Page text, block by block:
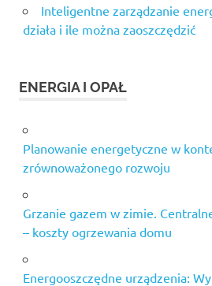
Inteligentne zarządzanie
działa i ile można zaoszczędzić
ENERGIA I OPAŁ
Planowanie energetyczne w
zrównoważonego rozwoju
Grzanie gazem w zimie.
– koszty ogrzewania domu
Energooszczędne urządzenia: